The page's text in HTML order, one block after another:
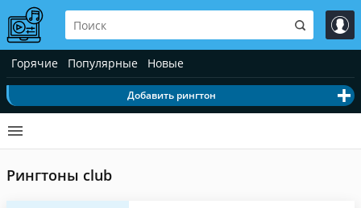
Горячие Популярные Новые
Добавить рингтон
Рингтоны club